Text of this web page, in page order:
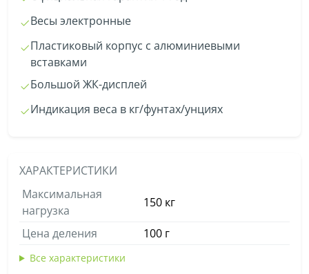
Весы электронные
Пластиковый корпус с алюминиевыми
вставками
Большой ЖК-дисплей
Индикация веса в кг/фунтах/унциях
ХАРАКТЕРИСТИКИ
Максимальная
нагрузка
150 кг
Цена деления 100 г
Все характеристики